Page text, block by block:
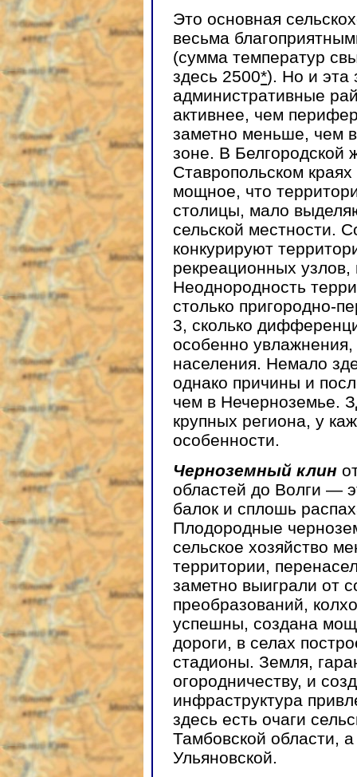
Это основная
весьма
(сумма температур
здесь 2500*). Но и эта
административные
активнее, чем
заметно меньше, чем
зоне. В Белгородской
Ставропольском
мощное, что
столицы, мало
сельской местности.
конкурируют
рекреационных
Неоднородность
столько пригородно-
3, сколько
особенно
населения. Немало
однако причины и
чем в Нечерноземье.
крупных региона, у
особенности.
Черноземный клин
областей до Волги —
балок и сплошь
Плодородные
сельское хозяйство
территории,
заметно выиграли от
преобразований,
успешны, создана
дороги, в селах
стадионы. Земля,
огородничеству, и
инфраструктура
здесь есть очаги
Тамбовской области,
Ульяновской.